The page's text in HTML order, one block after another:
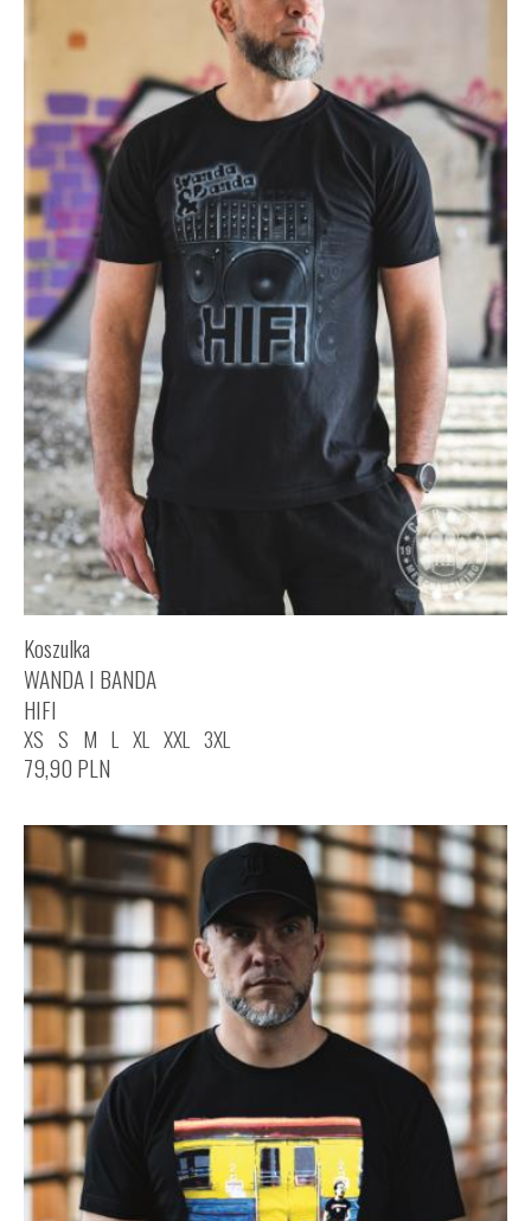
Koszulka
WANDA I BANDA
HIFI
XS S M L XL XXL 3XL
79,90 PLN